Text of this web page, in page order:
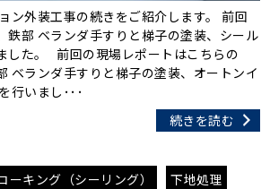
ン外装工事の続きをご紹介します。 前回
鉄部 ベランダ手すりと梯子の塗装、シール
した。 前回の現場レポートはこちらの
ベランダ手すりと梯子の塗装、オートンイ
行いまし･･･
続きを読む
ーキング（シーリング） 下地処理